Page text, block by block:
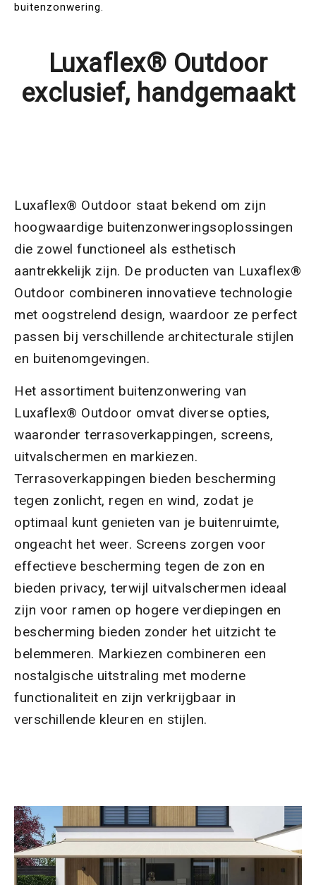
buitenzonwering.
Luxaflex® Outdoor
exclusief, handgemaakt
Luxaflex® Outdoor staat bekend om zijn
hoogwaardige buitenzonweringsoplossingen
die zowel functioneel als esthetisch
aantrekkelijk zijn. De producten van Luxaflex®
Outdoor combineren innovatieve technologie
met oogstrelend design, waardoor ze perfect
passen bij verschillende architecturale stijlen
en buitenomgevingen.
Het assortiment buitenzonwering van
Luxaflex® Outdoor omvat diverse opties,
waaronder terrasoverkappingen, screens,
uitvalschermen en markiezen.
Terrasoverkappingen bieden bescherming
tegen zonlicht, regen en wind, zodat je
optimaal kunt genieten van je buitenruimte,
ongeacht het weer. Screens zorgen voor
effectieve bescherming tegen de zon en
bieden privacy, terwijl uitvalschermen ideaal
zijn voor ramen op hogere verdiepingen en
bescherming bieden zonder het uitzicht te
belemmeren. Markiezen combineren een
nostalgische uitstraling met moderne
functionaliteit en zijn verkrijgbaar in
verschillende kleuren en stijlen.